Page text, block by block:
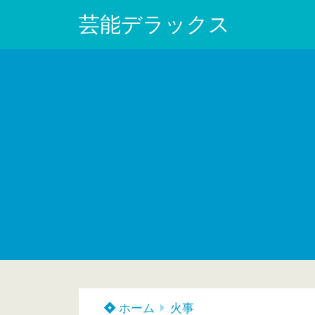
芸能デラックス
ホーム 火事